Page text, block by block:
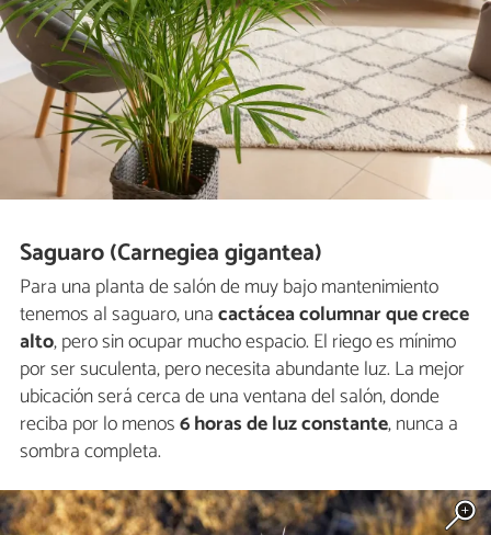
Saguaro (Carnegiea gigantea)
Para una planta de salón de muy bajo mantenimiento
tenemos al saguaro, unacactácea columnar que crece
alto, pero sin ocupar mucho espacio. El riego es mínimo
por ser suculenta, pero necesita abundante luz. La mejor
ubicación será cerca de una ventana del salón, donde
reciba por lo menos6 horas de luz constante, nunca a
sombra completa.